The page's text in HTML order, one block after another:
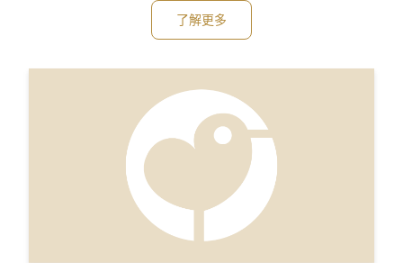
箱又一箱的資料，一整面牆的落地大型書櫃上，塞滿了分門別
了解更多